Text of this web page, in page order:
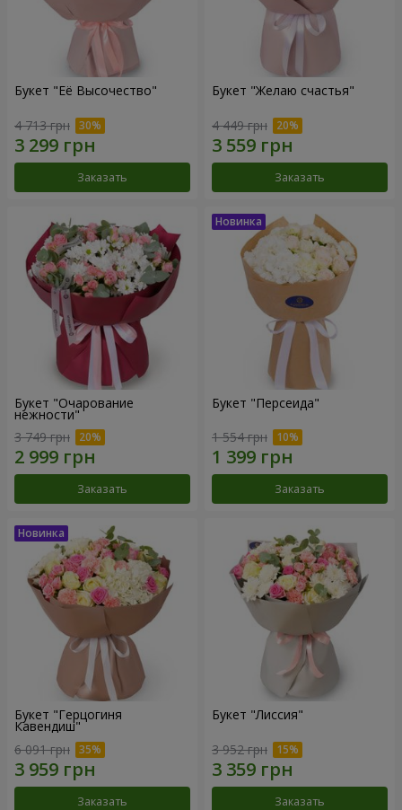
Букет "Её Высочество"
4 713 грн
Заказать
Букет "Желаю счастья"
4 449 грн
Заказать
Букет "Очарование
нежности"
3 749 грн
Заказать
Букет "Персеида"
1 554 грн
Заказать
Букет "Герцогиня
Кавендиш"
6 091 грн
Заказать
Букет "Лиссия"
3 952 грн
Заказать